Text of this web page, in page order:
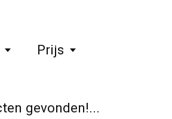
Prijs
gevonden!...